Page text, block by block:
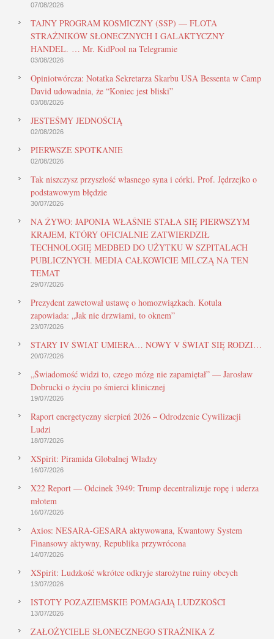
07/08/2026
TAJNY PROGRAM KOSMICZNY (SSP) — FLOTA
STRAŻNIKÓW SŁONECZNYCH I GALAKTYCZNY
HANDEL. … Mr. KidPool na Telegramie
03/08/2026
Opiniotwórcza: Notatka Sekretarza Skarbu USA Bessenta w Camp
David udowadnia, że “Koniec jest bliski”
03/08/2026
JESTEŚMY JEDNOŚCIĄ
02/08/2026
PIERWSZE SPOTKANIE
02/08/2026
Tak niszczysz przyszłość własnego syna i córki. Prof. Jędrzejko o
podstawowym błędzie
30/07/2026
NA ŻYWO: JAPONIA WŁAŚNIE STAŁA SIĘ PIERWSZYM
KRAJEM, KTÓRY OFICJALNIE ZATWIERDZIŁ
TECHNOLOGIĘ MEDBED DO UŻYTKU W SZPITALACH
PUBLICZNYCH. MEDIA CAŁKOWICIE MILCZĄ NA TEN
TEMAT
29/07/2026
Prezydent zawetował ustawę o homozwiązkach. Kotula
zapowiada: „Jak nie drzwiami, to oknem”
23/07/2026
STARY IV ŚWIAT UMIERA… NOWY V ŚWIAT SIĘ RODZI…
20/07/2026
„Świadomość widzi to, czego mózg nie zapamiętał” — Jarosław
Dobrucki o życiu po śmierci klinicznej
19/07/2026
Raport energetyczny sierpień 2026 – Odrodzenie Cywilizacji
Ludzi
18/07/2026
XSpirit: Piramida Globalnej Władzy
16/07/2026
X22 Report — Odcinek 3949: Trump decentralizuje ropę i uderza
młotem
16/07/2026
Axios: NESARA-GESARA aktywowana, Kwantowy System
Finansowy aktywny, Republika przywrócona
14/07/2026
XSpirit: Ludzkość wkrótce odkryje starożytne ruiny obcych
13/07/2026
ISTOTY POZAZIEMSKIE POMAGAJĄ LUDZKOŚCI
13/07/2026
ZAŁOŻYCIELE SŁONECZNEGO STRAŻNIKA Z